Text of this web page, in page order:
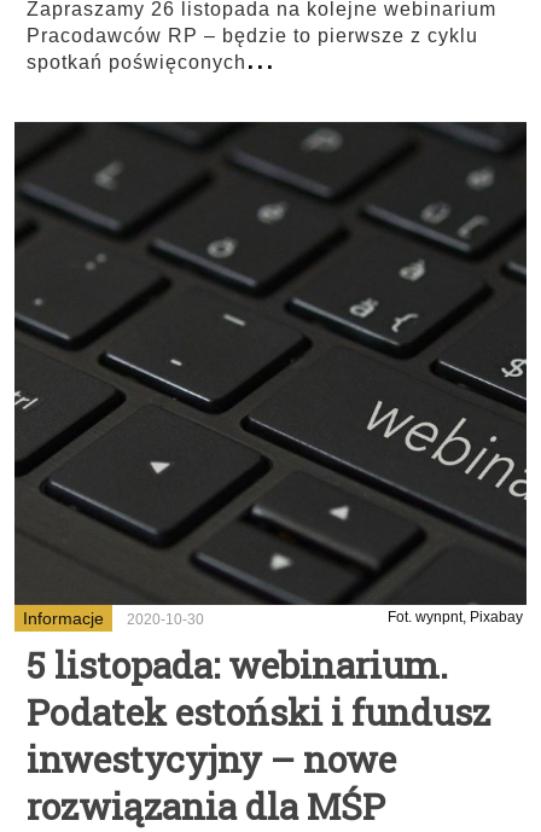
Zapraszamy 26 listopada na kolejne webinarium
Pracodawców RP – będzie to pierwsze z cyklu
spotkań poświęconych...
Informacje 2020-10-30 Fot. wynpnt, Pixabay
5 listopada: webinarium.
Podatek estoński i fundusz
inwestycyjny – nowe
rozwiązania dla MŚP